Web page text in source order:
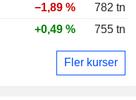
−1,89 %
782 tn
+0,49 % 755 tn
Fler kurser